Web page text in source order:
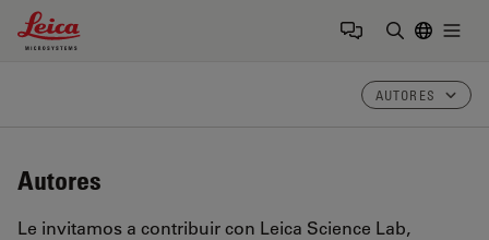
Leica Microsystems Logo
AUTORES
Autores
Le invitamos a contribuir con Leica Science Lab,